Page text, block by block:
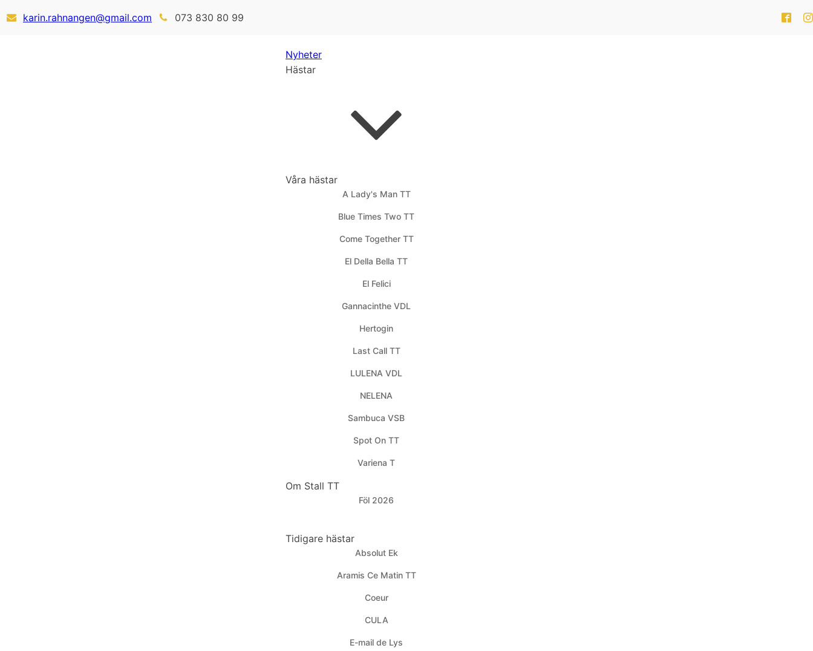
karin.rahnangen@gmail.com 073 830 80 99
Nyheter
Hästar
Våra hästar
A Lady's Man TT
Blue Times Two TT
Come Together TT
El Della Bella TT
El Felici
Gannacinthe VDL
Hertogin
Last Call TT
LULENA VDL
NELENA
Sambuca VSB
Spot On TT
Variena T
Om Stall TT
Föl 2026
Tidigare hästar
Absolut Ek
Aramis Ce Matin TT
Coeur
CULA
E-mail de Lys